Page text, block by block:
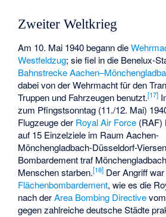
Zweiter Weltkrieg
Am 10. Mai 1940 begann die
Westfeldzug; sie fiel in die Benelux-
Bahnstrecke
dabei von der Wehrmacht für den
Truppen und Fahrzeugen benutzt.[17]
zum Pfingstsonntag (11./12. Mai)
Flugzeuge der Royal Air Force (RAF)
auf 15 Einzelziele im Raum Aachen-
Mönchengladbach-Düsseldorf-
Bombardement traf
Menschen starben.[18] Der Angriff
Flächenbombardement, wie es die
nach derArea Bombing Directive
gegen zahlreiche deutsche Städte